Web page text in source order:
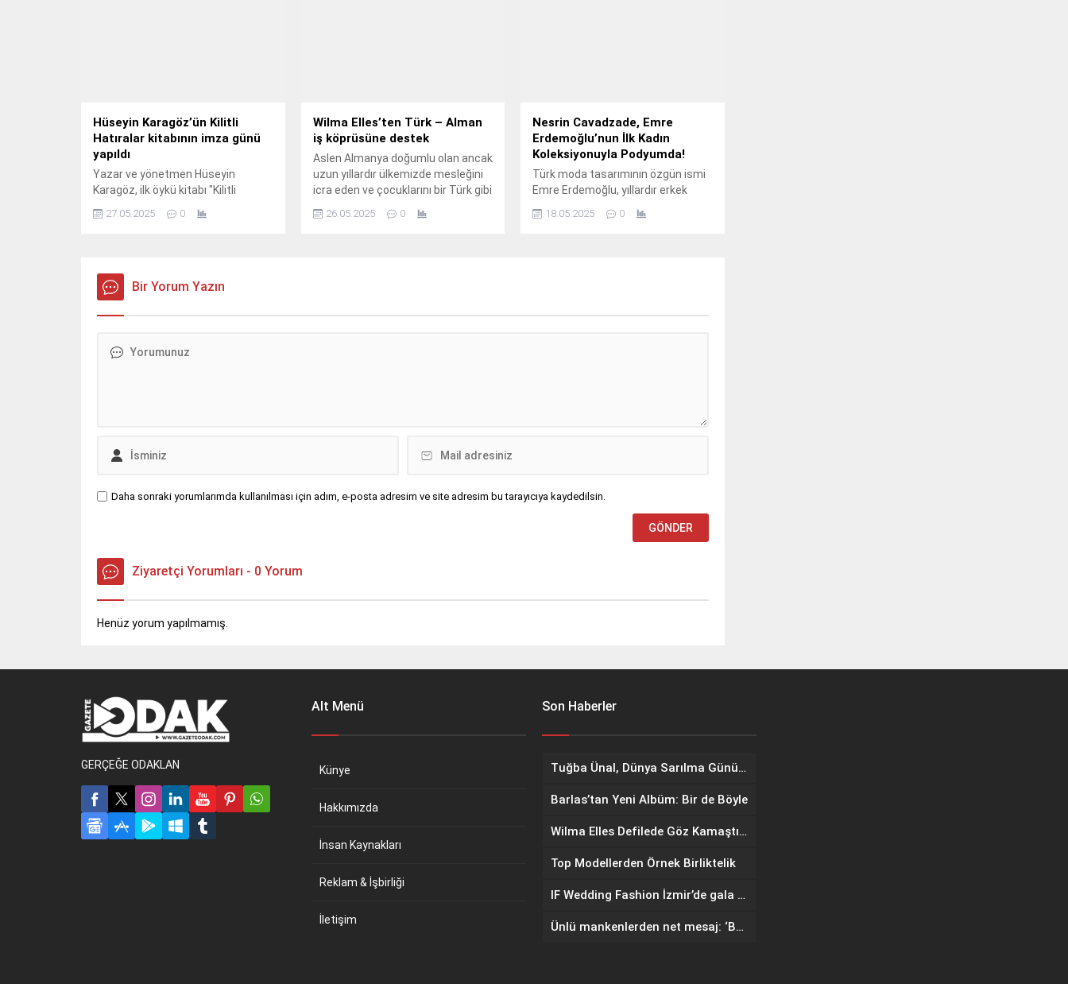
Hüseyin Karagöz’ün Kilitli
Hatıralar kitabının imza günü
yapıldı
Yazar ve yönetmen Hüseyin
Karagöz, ilk öykü kitabı "Kilitli
giriş yaptı.
27.05.2025 0
Wilma Elles’ten Türk – Alman
iş köprüsüne destek
Aslen Almanya doğumlu olan ancak
uzun yıllardır ülkemizde mesleğini
icra eden ve çocuklarını bir Türk gibi
Almanya arasında iş köprüsü kuran
26.05.2025 0
Nesrin Cavadzade, Emre
Erdemoğlu’nun İlk Kadın
Koleksiyonuyla Podyumda!
Türk moda tasarımının özgün ismi
Emre Erdemoğlu, yıllardır erkek
şimdi kadın modasına taşıyor.
18.05.2025 0
Bir Yorum Yazın
Daha sonraki yorumlarımda kullanılması için adım, e-posta adresim ve site adresim bu tarayıcıya kaydedilsin.
Ziyaretçi Yorumları - 0 Yorum
Henüz yorum yapılmamış.
GERÇEĞE ODAKLAN
Alt Menü
Künye
Hakkımızda
İnsan Kaynakları
Reklam & İşbirliği
İletişim
Son Haberler
Tuğba Ünal, Dünya Sarılma Günü kapsamında hayranlarıyla buluştu
Barlas’tan Yeni Albüm: Bir de Böyle
Wilma Elles Defilede Göz Kamaştırdı, Kuliste Oğlunu Uyuttu
Top Modellerden Örnek Birliktelik
IF Wedding Fashion İzmir’de gala defilesinde yıldızlar geçidi
Ünlü mankenlerden net mesaj: ‘Bayrağımız Kırmızı Çizgimizdir’